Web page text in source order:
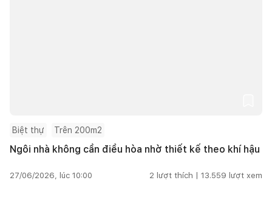
Biệt thự Trên 200m2
Ngôi nhà không cần điều hòa nhờ thiết kế theo khí hậu
27/06/2026, lúc 10:00 2 lượt thích | 13.559 lượt xem